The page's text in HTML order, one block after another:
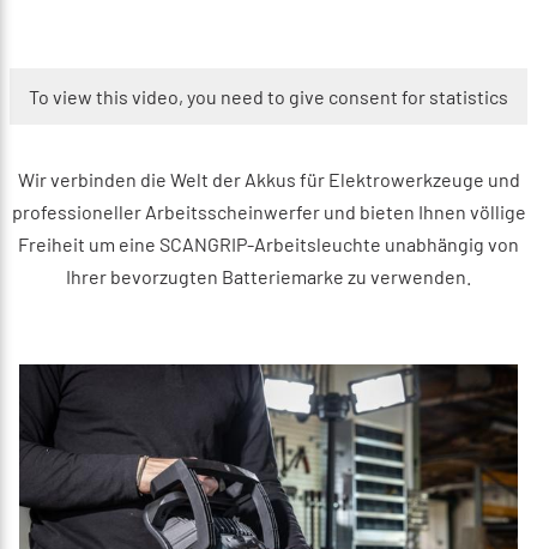
To view this video, you need to give consent for statistics
Wir verbinden die Welt der Akkus für Elektrowerkzeuge und
professioneller Arbeitsscheinwerfer und bieten Ihnen völlige
Freiheit um eine SCANGRIP-Arbeitsleuchte unabhängig von
Ihrer bevorzugten Batteriemarke zu verwenden.